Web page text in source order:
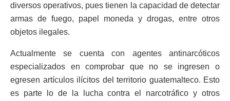
diversos operativos, pues tienen la capacidad de detectar
armas de fuego, papel moneda y drogas, entre otros
objetos ilegales.
Actualmente se cuenta con agentes antinarcóticos
especializados en comprobar que no se ingresen o
egresen artículos ilícitos del territorio guatemalteco. Esto
es parte lo de la lucha contra el narcotráfico y otros